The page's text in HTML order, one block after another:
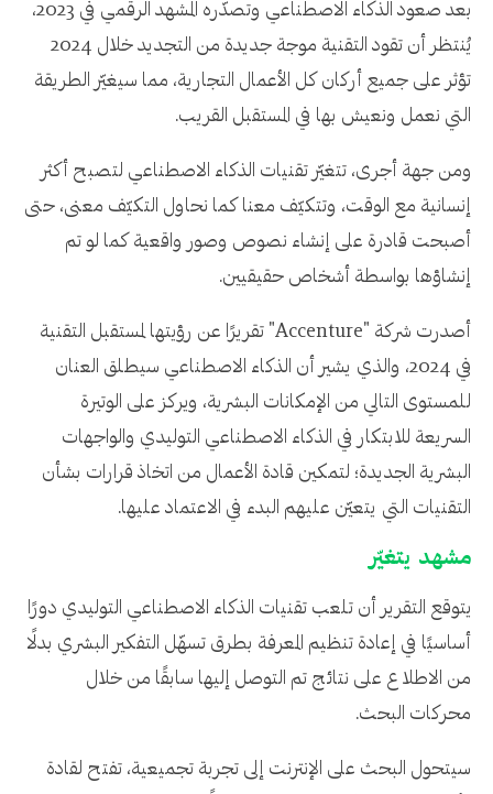
بعد صعود الذكاء الاصطناعي وتصدّره المشهد الرقمي في 2023،
يُنتظر أن تقود التقنية موجة جديدة من التجديد خلال 2024
تؤثر على جميع أركان كل الأعمال التجارية، مما سيغيّر الطريقة
التي نعمل ونعيش بها في المستقبل القريب.
ومن جهة أجرى، تتغيّر تقنيات الذكاء الاصطناعي لتصبح أكثر
إنسانية مع الوقت، وتتكيّف معنا كما نحاول التكيّف معنى، حتى
أصبحت قادرة على إنشاء نصوص وصور واقعية كما لو تم
إنشاؤها بواسطة أشخاص حقيقيين.
أصدرت شركة "Accenture" تقريرًا عن رؤيتها لمستقبل التقنية
في 2024، والذي يشير أن الذكاء الاصطناعي سيطلق العنان
للمستوى التالي من الإمكانات البشرية، ويركز على الوتيرة
السريعة للابتكار في الذكاء الاصطناعي التوليدي والواجهات
البشرية الجديدة؛ لتمكين قادة الأعمال من اتخاذ قرارات بشأن
التقنيات التي يتعيّن عليهم البدء في الاعتماد عليها.
مشهد يتغيّر
يتوقع التقرير أن تلعب تقنيات الذكاء الاصطناعي التوليدي دورًا
أساسيًا في إعادة تنظيم المعرفة بطرق تسهّل التفكير البشري بدلًا
من الاطلاع على نتائج تم التوصل إليها سابقًا من خلال
محركات البحث.
سيتحول البحث على الإنترنت إلى تجربة تجميعية، تفتح لقادة